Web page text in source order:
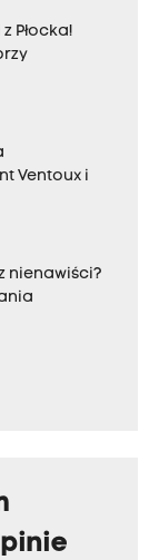
Płocka!
Ventoux i
nienawiści?